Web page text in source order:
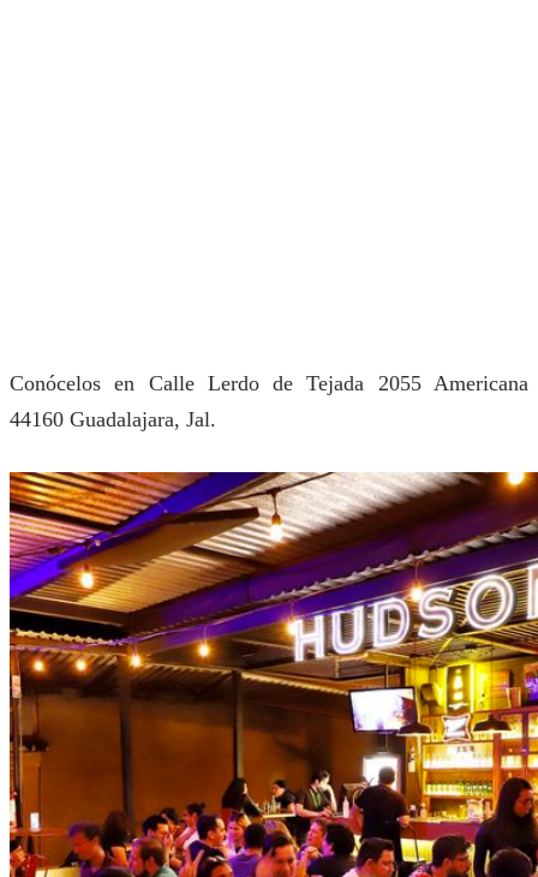
Conócelos en Calle Lerdo de Tejada 2055 Americana
44160 Guadalajara, Jal.